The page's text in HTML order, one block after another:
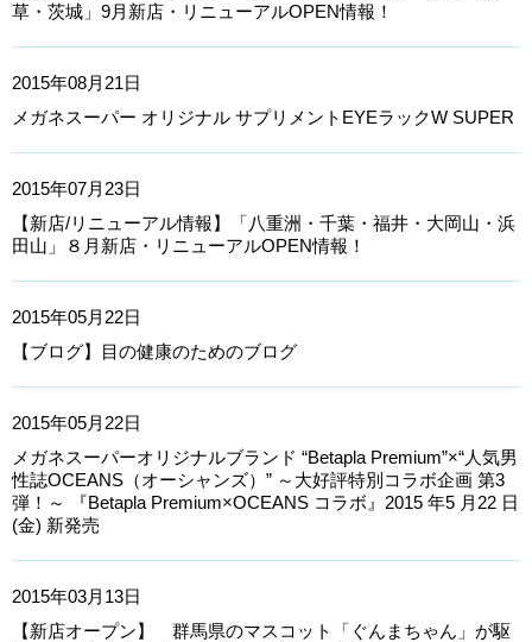
草・茨城」9月新店・リニューアルOPEN情報！
2015年08月21日
メガネスーパー オリジナル サプリメントEYEラックW SUPER
2015年07月23日
【新店/リニューアル情報】「八重洲・千葉・福井・大岡山・浜
田山」８月新店・リニューアルOPEN情報！
2015年05月22日
【ブログ】目の健康のためのブログ
2015年05月22日
メガネスーパーオリジナルブランド “Betapla Premium”×“人気男
性誌OCEANS（オーシャンズ）” ～大好評特別コラボ企画 第3
弾！～ 『Betapla Premium×OCEANS コラボ』2015 年5 月22 日
(金) 新発売
2015年03月13日
【新店オープン】 群馬県のマスコット「ぐんまちゃん」が駆